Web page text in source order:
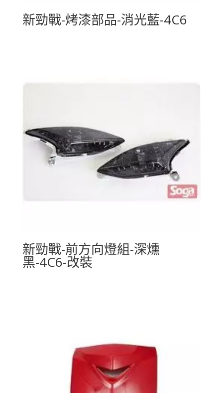
新勁戰-烤漆部品-消光藍-4C6
新勁戰-前方向燈組-深燻
黑-4C6-改裝